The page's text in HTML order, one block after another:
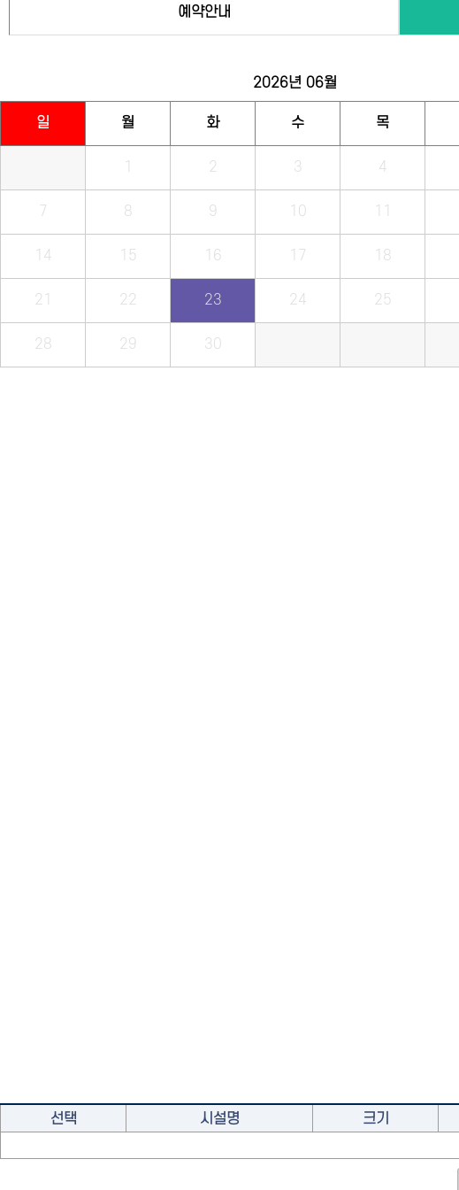
예약안내
2026년 06월
일 월 화 수 목
1 2 3 4
7 8 9 10 11
14 15 16 17 18
21 22 23 24 25
28 29 30
선택 시설명 크기